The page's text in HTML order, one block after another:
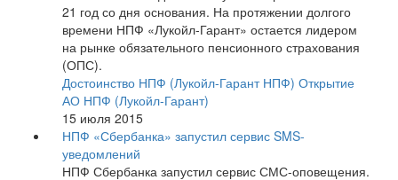
21 год со дня основания. На протяжении долгого
времени НПФ «Лукойл-Гарант» остается лидером
на рынке обязательного пенсионного страхования
(ОПС).
Достоинство НПФ (Лукойл-Гарант НПФ) Открытие
АО НПФ (Лукойл-Гарант)
15 июля 2015
НПФ «Сбербанка» запустил сервис SMS-
уведомлений
НПФ Сбербанка запустил сервис СМС-оповещения.